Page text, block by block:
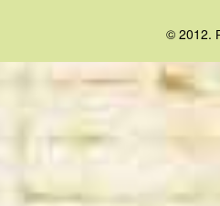
© 2012.